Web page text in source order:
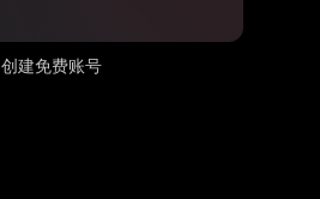
创建免费账号